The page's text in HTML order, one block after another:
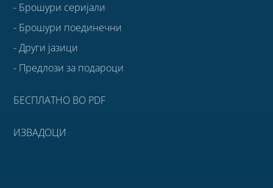
- Брошури серијали
- Брошури поединечни
- Други јазици
- Предлози за подароци
БЕСПЛАТНО ВО PDF
ИЗВАДОЦИ